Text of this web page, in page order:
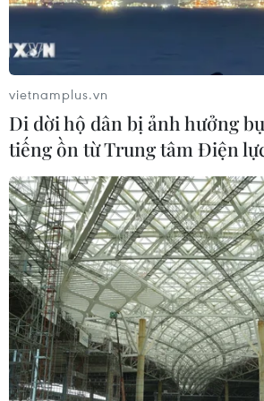
TIN LIÊN QUAN
Cố Thủ tướng Anh
ném bom hạt nhân Liên Xô
vietnamplus.vn
Di dời hộ dân bị ảnh hưởng
tiếng ồn từ Trung tâm Điện